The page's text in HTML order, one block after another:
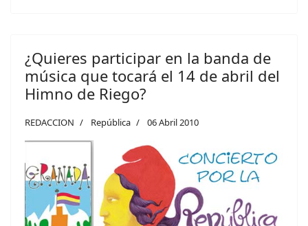
¿Quieres participar en la banda de
música que tocará el 14 de abril del
Himno de Riego?
REDACCION República 06 Abril 2010